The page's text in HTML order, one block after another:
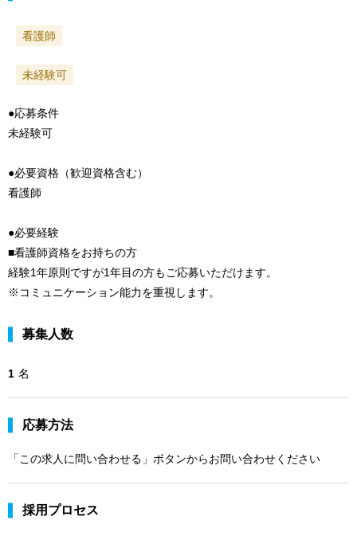
看護師
未経験可
●応募条件
未経験可
●必要資格（歓迎資格含む）
看護師
●必要経験
■看護師資格をお持ちの方
経験1年原則ですが1年目の方もご応募いただけます。
※コミュニケーション能力を重視します。
募集人数
1 名
応募方法
「この求人に問い合わせる」ボタンからお問い合わせください
採用プロセス